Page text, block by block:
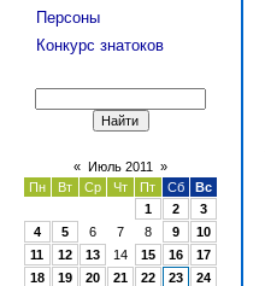
Персоны
Конкурс знатоков
« Июль 2011
»
Пн
Вт Ср Чт Пт Сб
Вс
1
2
3
4
5 6 7 8 9
10
11
12 13 14 15 16
17
18
19 20 21 22 23
24